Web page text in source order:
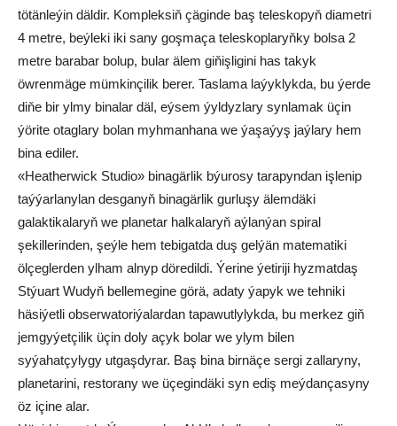
tötänleýin däldir. Kompleksiň çäginde baş teleskopyň diametri
4 metre, beýleki iki sany goşmaça teleskoplaryňky bolsa 2
metre barabar bolup, bular älem giňişligini has takyk
öwrenmäge mümkinçilik berer. Taslama laýyklykda, bu ýerde
diňe bir ylmy binalar däl, eýsem ýyldyzlary synlamak üçin
ýörite otaglary bolan myhmanhana we ýaşaýyş jaýlary hem
bina ediler.
«Heatherwick Studio» binagärlik býurosy tarapyndan işlenip
taýýarlanylan desganyň binagärlik gurluşy älemdäki
galaktikalaryň we planetar halkalaryň aýlanýan spiral
şekillerinden, şeýle hem tebigatda duş gelýän matematiki
ölçeglerden ylham alnyp döredildi. Ýerine ýetiriji hyzmatdaş
Stýuart Wudyň bellemegine görä, adaty ýapyk we tehniki
häsiýetli obserwatoriýalardan tapawutlylykda, bu merkez giň
jemgyýetçilik üçin doly açyk bolar we ylym bilen
syýahatçylygy utgaşdyrar. Baş bina birnäçe sergi zallaryny,
planetarini, restorany we üçegindäki syn ediş meýdançasyny
öz içine alar.